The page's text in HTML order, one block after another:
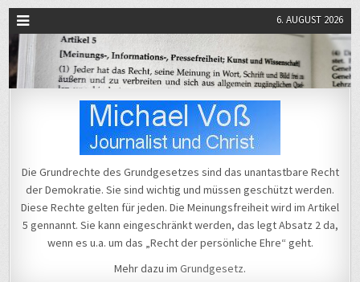
6. AUGUST 2026
Michael Voß
Die Grundrechte des Grundgesetzes sind das unantastbare Recht
der Demokratie. Sie sind wichtig und müssen geschützt werden.
Diese Rechte gelten für jeden. Die Meinungsfreiheit wird im Artikel
5 gennannt. Sie kann eingeschränkt werden, das legt Absatz 2 da,
wenn es u.a. um das „Recht der persönliche Ehre“ geht.
Mehr dazu im Grundgesetz.